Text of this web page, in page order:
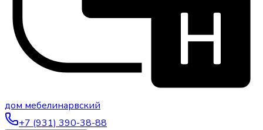
дом мебелинарвский
+7 (931) 390-38-88